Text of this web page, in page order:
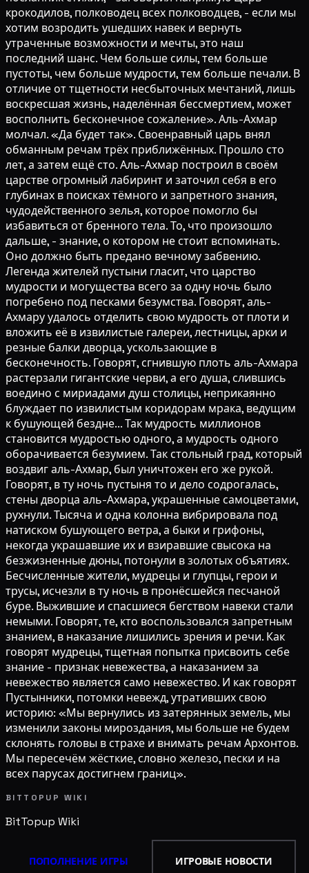
крокодилов, полководец всех полководцев, - если мы
хотим возродить ушедших навек и вернуть
утраченные возможности и мечты, это наш
последний шанс. Чем больше силы, тем больше
пустоты, чем больше мудрости, тем больше печали. В
отличие от тщетности несбыточных мечтаний, лишь
воскресшая жизнь, наделённая бессмертием, может
восполнить бесконечное сожаление». Аль-Ахмар
молчал. «Да будет так». Своенравный царь внял
обманным речам трёх приближённых. Прошло сто
лет, а затем ещё сто. Аль-Ахмар построил в своём
царстве огромный лабиринт и заточил себя в его
глубинах в поисках тёмного и запретного знания,
чудодейственного зелья, которое помогло бы
избавиться от бренного тела. То, что произошло
дальше, - знание, о котором не стоит вспоминать.
Оно должно быть предано вечному забвению.
Легенда жителей пустыни гласит, что царство
мудрости и могущества всего за одну ночь было
погребено под песками безумства. Говорят, аль-
Ахмару удалось отделить свою мудрость от плоти и
вложить её в извилистые галереи, лестницы, арки и
резные балки дворца, ускользающие в
бесконечность. Говорят, сгнившую плоть аль-Ахмара
растерзали гигантские черви, а его душа, слившись
воедино с мириадами душ столицы, неприкаянно
блуждает по извилистым коридорам мрака, ведущим
к бушующей бездне... Так мудрость миллионов
становится мудростью одного, а мудрость одного
оборачивается безумием. Так стольный град, который
воздвиг аль-Ахмар, был уничтожен его же рукой.
Говорят, в ту ночь пустыня то и дело содрогалась,
стены дворца аль-Ахмара, украшенные самоцветами,
рухнули. Тысяча и одна колонна вибрировала под
натиском бушующего ветра, а быки и грифоны,
некогда украшавшие их и взиравшие свысока на
безжизненные дюны, потонули в золотых объятиях.
Бесчисленные жители, мудрецы и глупцы, герои и
трусы, исчезли в ту ночь в пронёсшейся песчаной
буре. Выжившие и спасшиеся бегством навеки стали
немыми. Говорят, те, кто воспользовался запретным
знанием, в наказание лишились зрения и речи. Как
говорят мудрецы, тщетная попытка присвоить себе
знание - признак невежества, а наказанием за
невежество является само невежество. И как говорят
Пустынники, потомки невежд, утративших свою
историю: «Мы вернулись из затерянных земель, мы
изменили законы мироздания, мы больше не будем
склонять головы в страхе и внимать речам Архонтов.
Мы пересечём жёсткие, словно железо, пески и на
всех парусах достигнем границ».
BITTOPUP WIKI
BitTopup Wiki
ПОПОЛНЕНИЕ ИГРЫ ИГРОВЫЕ НОВОСТИ